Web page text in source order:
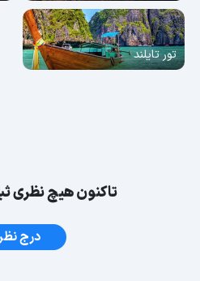
تور تایلند
تاکنون هیچ نظری
درج نظر